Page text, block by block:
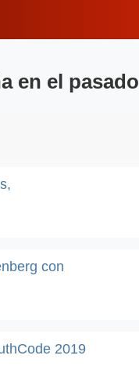
en el pasado
con
2019